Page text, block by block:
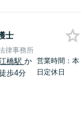
士
律事務所
橋駅 か
歩4分
営業時間：本
日定休日